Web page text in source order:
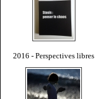
2016 - Perspectives libres